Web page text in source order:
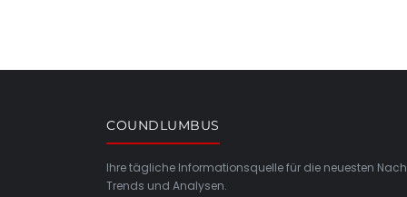
COUNDLUMBUS
Ihre tägliche Informationsquelle für die neuesten
Trends und Analysen.